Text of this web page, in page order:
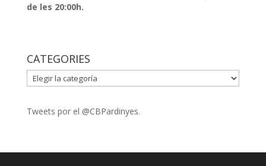
de les 20:00h.
CATEGORIES
CATEGORIES
Tweets por el @CBPardinyes.